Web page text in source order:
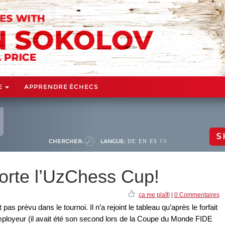
APPRENDRE ÉCHECS
CHERCHER: LANGUE: DE EN ES FR
l’UzChess Cup!
ça me plaît!| 0 Commentaires
prévu dans le tournoi. Il n’a rejoint le tableau qu’après le forfait
(il avait été son second lors de la Coupe du Monde FIDE